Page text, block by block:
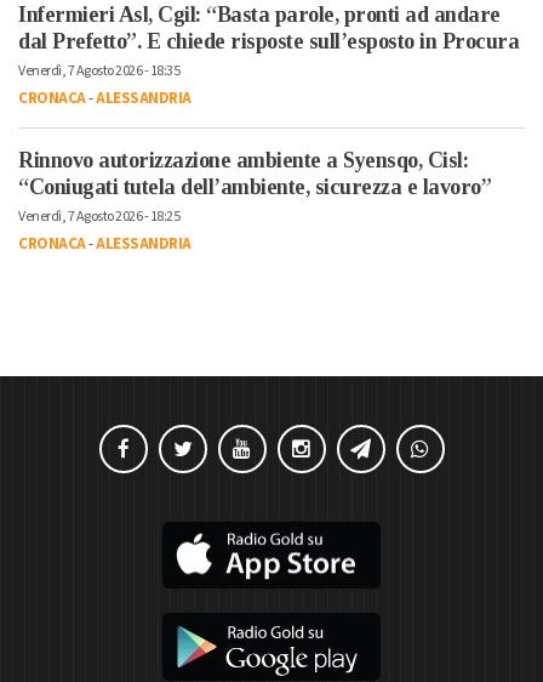
Infermieri Asl, Cgil: “Basta parole, pronti ad andare
dal Prefetto”. E chiede risposte sull’esposto in Procura
Venerdì, 7 Agosto 2026 - 18:35
CRONACA-ALESSANDRIA
Rinnovo autorizzazione ambiente a Syensqo, Cisl:
“Coniugati tutela dell’ambiente, sicurezza e lavoro”
Venerdì, 7 Agosto 2026 - 18:25
CRONACA-ALESSANDRIA